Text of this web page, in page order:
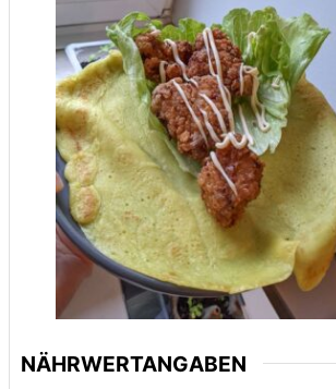
NÄHRWERTANGABEN